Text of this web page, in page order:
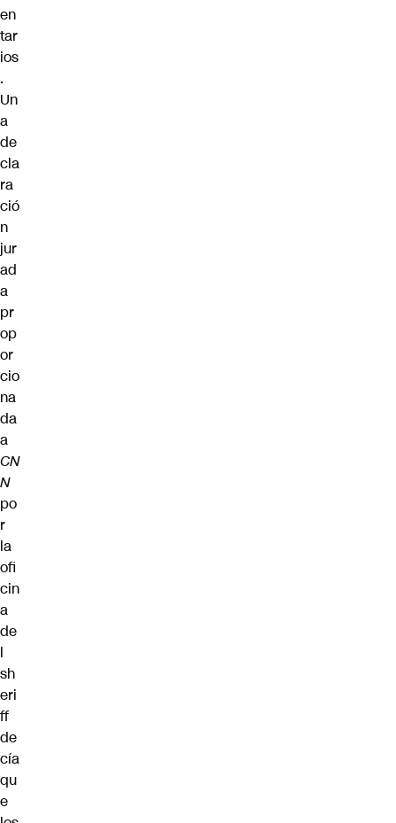
en
tar
ios
.
Un
a
de
cla
ra
ció
n
jur
ad
a
pr
op
or
cio
na
da
a
CN
N
po
r
la
ofi
cin
a
de
l
sh
eri
ff
de
cía
qu
e